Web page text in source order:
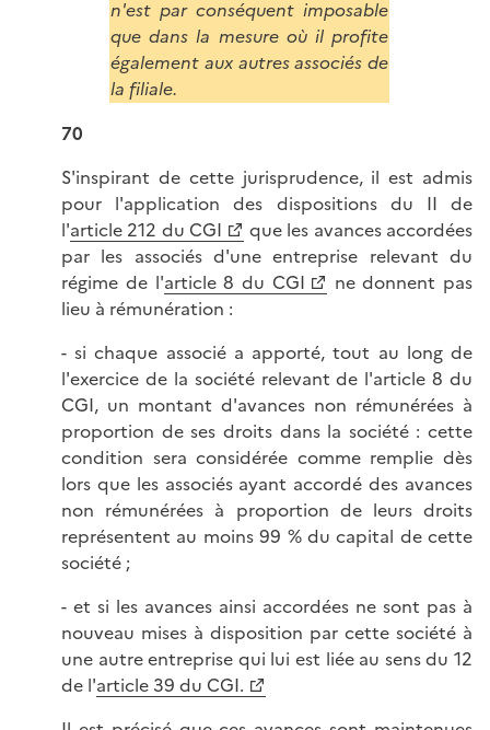
n'est par conséquent imposable
que dans la mesure où il profite
également aux autres associés de
la filiale.
70
S'inspirant de cette jurisprudence, il est admis
pour l'application des dispositions du II de
l'article 212 du CGI
que les avances accordées
par les associés d'une entreprise relevant du
régime de l'article 8 du CGI
ne donnent pas
lieu à rémunération :
- si chaque associé a apporté, tout au long de
l'exercice de la société relevant de l'article 8 du
CGI, un montant d'avances non rémunérées à
proportion de ses droits dans la société : cette
condition sera considérée comme remplie dès
lors que les associés ayant accordé des avances
non rémunérées à proportion de leurs droits
représentent au moins 99 % du capital de cette
société ;
- et si les avances ainsi accordées ne sont pas à
nouveau mises à disposition par cette société à
une autre entreprise qui lui est liée au sens du 12
de l'article 39 du CGI.